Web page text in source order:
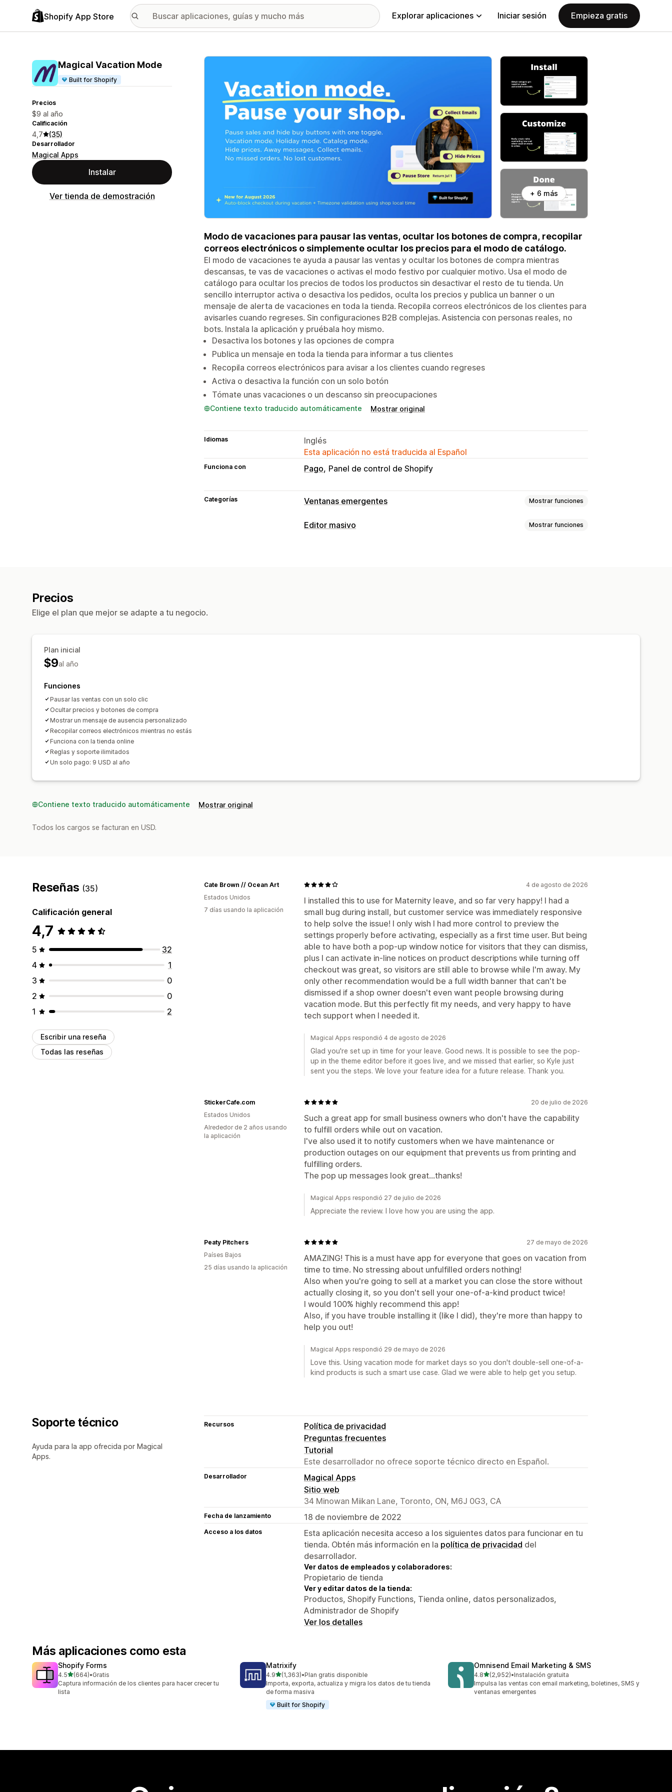
Shopify App Store Explorar aplicaciones Iniciar sesión Empieza gratis
Magical Vacation Mode
Built for Shopify
Precios
$9 al año
Calificación
4,7 (35)
Desarrollador
Magical Apps
Instalar
Ver tienda de demostración
Galería de imágenes destacadas
+ 6 más
Modo de vacaciones para pausar las ventas, ocultar los botones de compra, recopilar
correos electrónicos o simplemente ocultar los precios para el modo de catálogo.
El modo de vacaciones te ayuda a pausar las ventas y ocultar los botones de compra mientras
descansas, te vas de vacaciones o activas el modo festivo por cualquier motivo. Usa el modo de
catálogo para ocultar los precios de todos los productos sin desactivar el resto de tu tienda. Un
sencillo interruptor activa o desactiva los pedidos, oculta los precios y publica un banner o un
mensaje de alerta de vacaciones en toda la tienda. Recopila correos electrónicos de los clientes para
avisarles cuando regreses. Sin configuraciones B2B complejas. Asistencia con personas reales, no
bots. Instala la aplicación y pruébala hoy mismo.
Desactiva los botones y las opciones de compra
Publica un mensaje en toda la tienda para informar a tus clientes
Recopila correos electrónicos para avisar a los clientes cuando regreses
Activa o desactiva la función con un solo botón
Tómate unas vacaciones o un descanso sin preocupaciones
Contiene texto traducido automáticamente Mostrar original
Idiomas
Inglés
Esta aplicación no está traducida al Español
Funciona con Pago Panel de control de Shopify
Categorías Ventanas emergentes Mostrar funciones
Tipos de ventanas emergentes
Editor masivo Mostrar funciones
Precios
Elige el plan que mejor se adapte a tu negocio.
Plan inicial
$9al año
Funciones
Pausar las ventas con un solo clic
Ocultar precios y botones de compra
Mostrar un mensaje de ausencia personalizado
Recopilar correos electrónicos mientras no estás
Funciona con la tienda online
Reglas y soporte ilimitados
Un solo pago: 9 USD al año
Contiene texto traducido automáticamente Mostrar original
Todos los cargos se facturan en USD.
Reseñas (35)
Calificación general
4,7
5
32
4
1
3
0
2
0
1
2
Escribir una reseña
Todas las reseñas
4 de agosto de 2026
I installed this to use for Maternity leave, and so far very happy! I had a
small bug during install, but customer service was immediately responsive
to help solve the issue! I only wish I had more control to preview the
settings properly before activating, especially as a first time user. But being
able to have both a pop-up window notice for visitors that they can dismiss,
plus I can activate in-line notices on product descriptions while turning off
checkout was great, so visitors are still able to browse while I'm away. My
only other recommendation would be a full width banner that can't be
dismissed if a shop owner doesn't even want people browsing during
vacation mode. But this perfectly fit my needs, and very happy to have
tech support when I needed it.
Cate Brown // Ocean Art
Estados Unidos
7 días usando la aplicación
Magical Apps respondió 4 de agosto de 2026
Glad you're set up in time for your leave. Good news. It is possible to see the pop-
up in the theme editor before it goes live, and we missed that earlier, so Kyle just
sent you the steps. We love your feature idea for a future release. Thank you.
20 de julio de 2026
Such a great app for small business owners who don't have the capability
to fulfill orders while out on vacation.
I've also used it to notify customers when we have maintenance or
production outages on our equipment that prevents us from printing and
fulfilling orders.
The pop up messages look great...thanks!
StickerCafe.com
Estados Unidos
Alrededor de 2 años usando
la aplicación
Magical Apps respondió 27 de julio de 2026
Appreciate the review. I love how you are using the app.
27 de mayo de 2026
AMAZING! This is a must have app for everyone that goes on vacation from
time to time. No stressing about unfulfilled orders nothing!
Also when you're going to sell at a market you can close the store without
actually closing it, so you don't sell your one-of-a-kind product twice!
I would 100% highly recommend this app!
Also, if you have trouble installing it (like I did), they're more than happy to
help you out!
Peaty Pitchers
Países Bajos
25 días usando la aplicación
Magical Apps respondió 29 de mayo de 2026
Love this. Using vacation mode for market days so you don't double-sell one-of-a-
kind products is such a smart use case. Glad we were able to help get you setup.
Soporte técnico
Ayuda para la app ofrecida por Magical
Apps.
Recursos
Política de privacidad
Preguntas frecuentes
Tutorial
Este desarrollador no ofrece soporte técnico directo en Español.
Desarrollador
Magical Apps
Sitio web
34 Minowan Miikan Lane, Toronto, ON, M6J 0G3, CA
Fecha de lanzamiento 18 de noviembre de 2022
Acceso a los datos
Esta aplicación necesita acceso a los siguientes datos para funcionar en tu
tienda. Obtén más información en la política de privacidad del
desarrollador.
Ver datos de empleados y colaboradores:
Propietario de tienda
Ver y editar datos de la tienda:
Productos, Shopify Functions, Tienda online, datos personalizados,
Administrador de Shopify
Ver los detalles
Más aplicaciones como esta
Shopify Forms
4.5de 5 estrellas
(664)
664 reseñas en total
•Gratis
Captura información de los clientes para hacer crecer tu
lista
Matrixify
4.9de 5 estrellas
(1,363)
1363 reseñas en total
•Plan gratis disponible
Importa, exporta, actualiza y migra los datos de tu tienda
de forma masiva
Built for Shopify
Omnisend Email Marketing & SMS
4.8de 5 estrellas
(2,952)
2952 reseñas en total
•Instalación gratuita
Impulsa las ventas con email marketing, boletines, SMS y
ventanas emergentes